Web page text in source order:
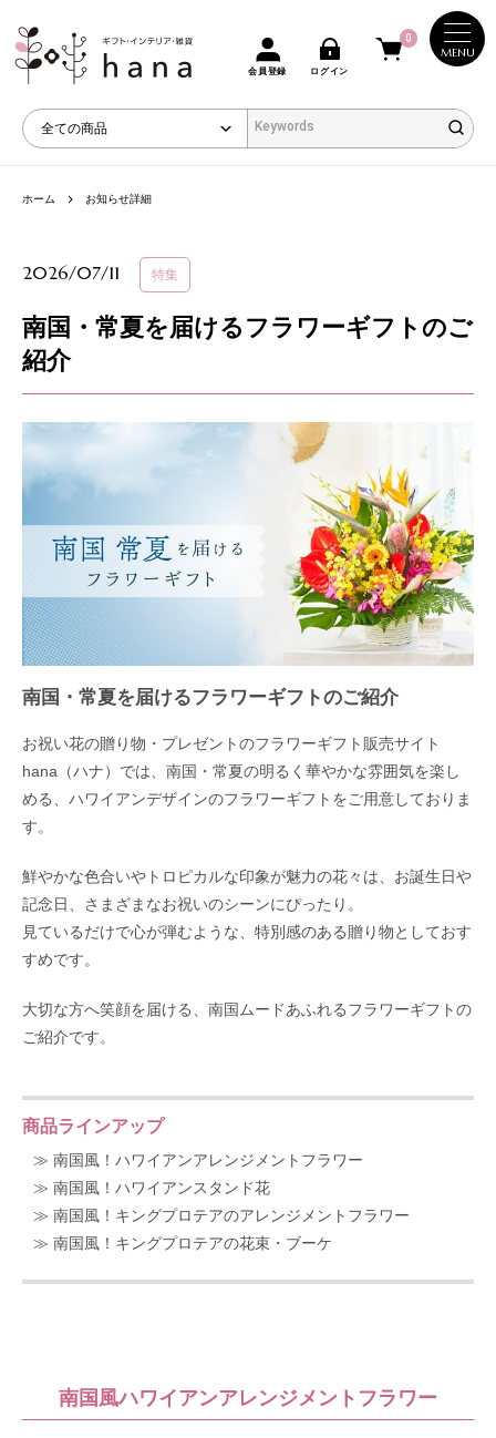
MENU
会員登録 ログイン
0
ホーム お知らせ詳細
2026/07/11 特集
南国・常夏を届けるフラワーギフトのご
紹介
南国・常夏を届けるフラワーギフトのご紹介
お祝い花の贈り物・プレゼントのフラワーギフト販売サイト
hana（ハナ）では、南国・常夏の明るく華やかな雰囲気を楽し
める、ハワイアンデザインのフラワーギフトをご用意しておりま
す。
鮮やかな色合いやトロピカルな印象が魅力の花々は、お誕生日や
記念日、さまざまなお祝いのシーンにぴったり。
見ているだけで心が弾むような、特別感のある贈り物としておす
すめです。
大切な方へ笑顔を届ける、南国ムードあふれるフラワーギフトの
ご紹介です。
商品ラインアップ
≫ 南国風！ハワイアンアレンジメントフラワー
≫ 南国風！ハワイアンスタンド花
≫ 南国風！キングプロテアのアレンジメントフラワー
≫ 南国風！キングプロテアの花束・ブーケ
南国風ハワイアンアレンジメントフラワー